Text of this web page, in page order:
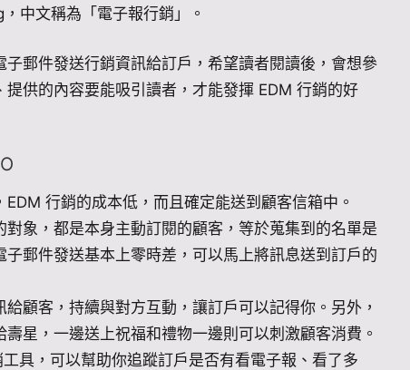
中文稱為「電子報行銷」。
郵件發送行銷資訊給訂戶，希望讀者閱讀後，會想參
供的內容要能吸引讀者，才能發揮 EDM 行銷的好
EDM 行銷的成本低，而且確定能送到顧客信箱中。
對象，都是本身主動訂閱的顧客，等於蒐集到的名單是
郵件發送基本上零時差，可以馬上將訊息送到訂戶的
給顧客，持續與對方互動，讓訂戶可以記得你。另外，
星，一邊送上祝福和禮物一邊則可以刺激顧客消費。
工具，可以幫助你追蹤訂戶是否有看電子報、看了多